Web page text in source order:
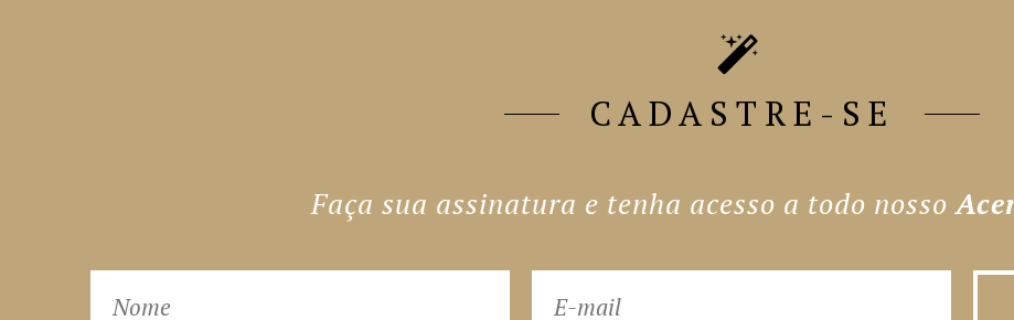
CADASTRE-SE
Faça sua assinatura e tenha acesso a todo nosso